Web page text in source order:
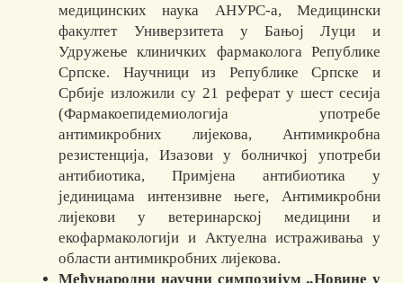
медицинских наука АНУРС-а, Медицински
факултет Универзитета у Бањој Луци и
Удружење клиничких фармаколога Републике
Српске. Научници из Републике Српске и
Србије изложили су 21 реферат у шест сесија
(Фармакоепидемиологија употребе
антимикробних лијекова, Антимикробна
резистенција, Изазови у болничкој употреби
антибиотика, Примјена антибиотика у
јединицама интензивне његе, Антимикробни
лијекови у ветеринарској медицини и
екофармакологији и Актуелна истраживања у
области антимикробних лијекова.
Међународни научни симпозијум „Новине у